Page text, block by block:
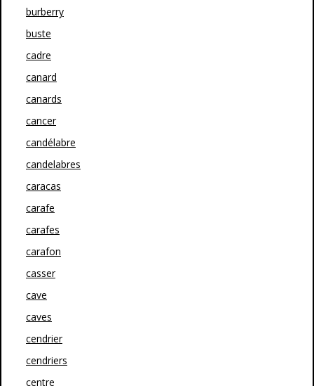
burberry
buste
cadre
canard
canards
cancer
candélabre
candelabres
caracas
carafe
carafes
carafon
casser
cave
caves
cendrier
cendriers
centre